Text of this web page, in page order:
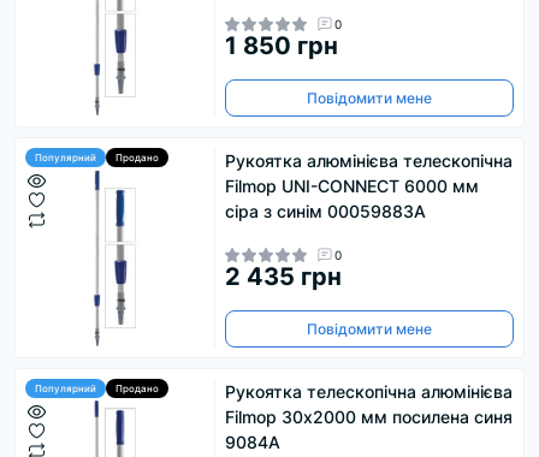
0
1 850 грн
Повідомити мене
Популярний Продано
Рукоятка алюмінієва телескопічна
Filmop UNI-CONNECT 6000 мм
сіра з синім 00059883A
0
2 435 грн
Повідомити мене
Популярний Продано
Рукоятка телескопічна алюмінієва
Filmop 30х2000 мм посилена синя
9084A